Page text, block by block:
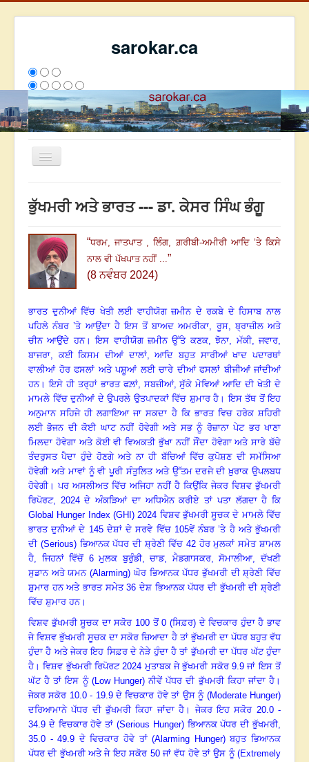
sarokar.ca
Toggle
ਰਚਨਾਵਾਂ
ਸਰੋਕਾਰ ਦੇ ਲੇਖਕ
ਸੰਪਰਕ
We have 86 guests and no members online
ਭੁੱਖਮਰੀ ਅਤੇ ਭਾਰਤ --- ਡਾ. ਕੇਸਰ ਸਿੰਘ ਭੰਗੂ
“ਧਰਮ,ਜਾਤਪਾਤ ,ਲਿੰਗ, ਗ਼ਰੀਬੀ-ਅਮੀਰੀ ਆਦਿ’ਤੇ ਕਿਸੇ
ਨਾਲ ਵੀ ਪੱਖਪਾਤ ਨਹੀਂ ...”
(8 ਨਵੰਬਰ 2024)
ਭਾਰਤ ਦੁਨੀਆਂ ਵਿੱਚ ਖੇਤੀ ਲਈ ਵਾਹੀਯੋਗ ਜ਼ਮੀਨ ਦੇ ਰਕਬੇ ਦੇ ਹਿਸਾਬ ਨਾਲ
ਪਹਿਲੇ ਨੰਬਰ ’ਤੇ ਆਉਂਦਾ ਹੈ ਇਸ ਤੋਂ ਬਾਅਦ ਅਮਰੀਕਾ, ਰੂਸ, ਬ੍ਰਾਜ਼ੀਲ ਅਤੇ
ਚੀਨ ਆਉਂਦੇ ਹਨ। ਇਸ ਵਾਹੀਯੋਗ ਜ਼ਮੀਨ ਉੱਤੇ ਕਣਕ,ਝੋਨਾ, ਮੱਕੀ,ਜਵਾਰ,
ਬਾਜਰਾ, ਕਈ ਕਿਸਮ ਦੀਆਂ ਦਾਲਾਂ,ਆਦਿ ਬਹੁਤ ਸਾਰੀਆਂ ਖਾਦ ਪਦਾਰਥਾਂ
ਵਾਲੀਆਂ ਹੋਰ ਫਸਲਾਂ ਅਤੇ ਪਸ਼ੂਆਂ ਲਈ ਚਾਰੇ ਦੀਆਂ ਫਸਲਾਂ ਬੀਜੀਆਂ ਜਾਂਦੀਆਂ
ਹਨ। ਇਸੇ ਹੀ ਤਰ੍ਹਾਂ ਭਾਰਤ ਫਲ਼ਾਂ, ਸਬਜ਼ੀਆਂ,ਸੁੱਕੇ ਮੇਵਿਆਂ ਆਦਿ ਦੀ ਖੇਤੀ ਦੇ
ਮਾਮਲੇ ਵਿੱਚ ਦੁਨੀਆਂ ਦੇ ਉਪਰਲੇ ਉਤਪਾਦਕਾਂ ਵਿੱਚ ਸ਼ੁਮਾਰ ਹੈ। ਇਸ ਤੱਥ ਤੋਂ ਇਹ
ਅਨੁਮਾਨ ਸਹਿਜੇ ਹੀ ਲਗਾਇਆ ਜਾ ਸਕਦਾ ਹੈ ਕਿ ਭਾਰਤ ਵਿਚ ਹਰੇਕ ਸ਼ਹਿਰੀ
ਲਈ ਭੋਜਨ ਦੀ ਕੋਈ ਘਾਟ ਨਹੀਂ ਹੋਵੇਗੀ ਅਤੇ ਸਭ ਨੂੰ ਰੋਜ਼ਾਨਾ ਪੇਟ ਭਰ ਖਾਣਾ
ਮਿਲਦਾ ਹੋਵੇਗਾ ਅਤੇ ਕੋਈ ਵੀ ਵਿਅਕਤੀ ਭੁੱਖਾ ਨਹੀਂ ਸੌਂਦਾ ਹੋਵੇਗਾ ਅਤੇ ਸਾਰੇ ਬੱਚੇ
ਤੰਦਰੁਸਤ ਪੈਦਾ ਹੁੰਦੇ ਹੋਣਗੇ ਅਤੇ ਨਾ ਹੀ ਬੱਚਿਆਂ ਵਿੱਚ ਕੁਪੋਸ਼ਣ ਦੀ ਸਮੱਸਿਆ
ਹੋਵੇਗੀ ਅਤੇ ਮਾਵਾਂ ਨੂੰ ਵੀ ਪੂਰੀ ਸੰਤੁਲਿਤ ਅਤੇ ਉੱਤਮ ਦਰਜੇ ਦੀ ਖ਼ੁਰਾਕ ਉਪਲਬਧ
ਹੋਵੇਗੀ। ਪਰ ਅਸਲੀਅਤ ਵਿੱਚ ਅਜਿਹਾ ਨਹੀਂ ਹੈ ਕਿਉਂਕਿ ਜੇਕਰ ਵਿਸ਼ਵ ਭੁੱਖਮਰੀ
ਰਿਪੋਰਟ, 2024 ਦੇ ਅੰਕੜਿਆਂ ਦਾ ਅਧਿਐਨ ਕਰੀਏ ਤਾਂ ਪਤਾ ਲੱਗਦਾ ਹੈ ਕਿ
Global Hunger Index (GHI)2024 ਵਿਸ਼ਵ ਭੁੱਖਮਰੀ ਸੂਚਕ ਦੇ ਮਾਮਲੇ ਵਿੱਚ
ਭਾਰਤ ਦੁਨੀਆਂ ਦੇ 145 ਦੇਸ਼ਾਂ ਦੇ ਸਰਵੇ ਵਿੱਚ 105ਵੇਂ ਨੰਬਰ ’ਤੇ ਹੈ ਅਤੇ ਭੁੱਖਮਰੀ
ਦੀ (Serious) ਭਿਆਨਕ ਪੱਧਰ ਦੀ ਸ਼੍ਰੇਣੀ ਵਿੱਚ 42 ਹੋਰ ਮੁਲਕਾਂ ਸਮੇਤ ਸ਼ਾਮਲ
ਹੈ, ਜਿਹਨਾਂ ਵਿੱਚੋਂ 6 ਮੁਲਕ ਬੁਰੁੰਡੀ,ਚਾਡ, ਮੈਡਗਾਸਕਰ,ਸੋਮਾਲੀਆ,ਦੱਖਣੀ
ਸੁਡਾਨ ਅਤੇ ਯਮਨ (Alarming) ਘੋਰ ਭਿਆਨਕ ਪੱਧਰ ਭੁੱਖਮਰੀ ਦੀ ਸ਼੍ਰੇਣੀ ਵਿੱਚ
ਸ਼ੁਮਾਰ ਹਨ ਅਤੇ ਭਾਰਤ ਸਮੇਤ 36 ਦੇਸ਼ ਭਿਆਨਕ ਪੱਧਰ ਦੀ ਭੁੱਖਮਰੀ ਦੀ ਸ਼੍ਰੇਣੀ
ਵਿੱਚ ਸ਼ੁਮਾਰ ਹਨ।
ਵਿਸ਼ਵ ਭੁੱਖਮਰੀ ਸੂਚਕ ਦਾ ਸਕੋਰ 100 ਤੋਂ 0 (ਸਿਫ਼ਰ) ਦੇ ਵਿਚਕਾਰ ਹੁੰਦਾ ਹੈ ਭਾਵ
ਜੇ ਵਿਸ਼ਵ ਭੁੱਖਮਰੀ ਸੂਚਕ ਦਾ ਸਕੋਰ ਜ਼ਿਆਦਾ ਹੈ ਤਾਂ ਭੁੱਖਮਰੀ ਦਾ ਪੱਧਰ ਬਹੁਤ ਵੱਧ
ਹੁੰਦਾ ਹੈ ਅਤੇ ਜੇਕਰ ਇਹ ਸਿਫ਼ਰ ਦੇ ਨੇੜੇ ਹੁੰਦਾ ਹੈ ਤਾਂ ਭੁੱਖਮਰੀ ਦਾ ਪੱਧਰ ਘੱਟ ਹੁੰਦਾ
ਹੈ। ਵਿਸ਼ਵ ਭੁੱਖਮਰੀ ਰਿਪੋਰਟ 2024 ਮੁਤਾਬਕ ਜੇ ਭੁੱਖਮਰੀ ਸਕੋਰ 9.9 ਜਾਂ ਇਸ ਤੋਂ
ਘੱਟ ਹੈ ਤਾਂ ਇਸ ਨੂੰ (Low Hunger)ਨੀਵੇਂ ਪੱਧਰ ਦੀ ਭੁੱਖਮਰੀ ਕਿਹਾ ਜਾਂਦਾ ਹੈ।
ਜੇਕਰ ਸਕੋਰ 10.0 - 19.9 ਦੇ ਵਿਚਕਾਰ ਹੋਵੇ ਤਾਂ ਉਸ ਨੂੰ (Moderate Hunger)
ਦਰਿਆਮਾਨੇ ਪੱਧਰ ਦੀ ਭੁੱਖਮਰੀ ਕਿਹਾ ਜਾਂਦਾ ਹੈ। ਜੇਕਰ ਇਹ ਸਕੋਰ 20.0 -
34.9 ਦੇ ਵਿਚਕਾਰ ਹੋਵੇ ਤਾਂ (Serious Hunger) ਭਿਆਨਕ ਪੱਧਰ ਦੀ ਭੁੱਖਮਰੀ,
35.0 - 49.9 ਦੇ ਵਿਚਕਾਰ ਹੋਵੇ ਤਾਂ (Alarming Hunger)ਬਹੁਤ ਭਿਆਨਕ
ਪੱਧਰ ਦੀ ਭੁੱਖਮਰੀ ਅਤੇ ਜੇ ਇਹ ਸਕੋਰ 50 ਜਾਂ ਵੱਧ ਹੋਵੇ ਤਾਂ ਉਸ ਨੂੰ (Extremely